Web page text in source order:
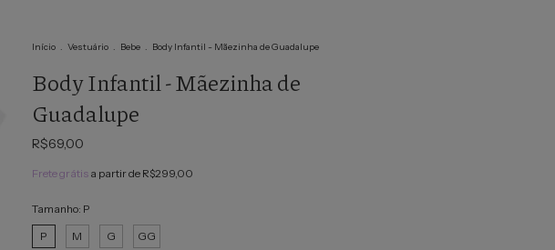
Início . Vestuário . Bebe . Body Infantil - Mãezinha de Guadalupe
Body Infantil - Mãezinha de
Guadalupe
R$69,00
Frete grátis a partir de R$299,00
Tamanho: P
P
M G GG